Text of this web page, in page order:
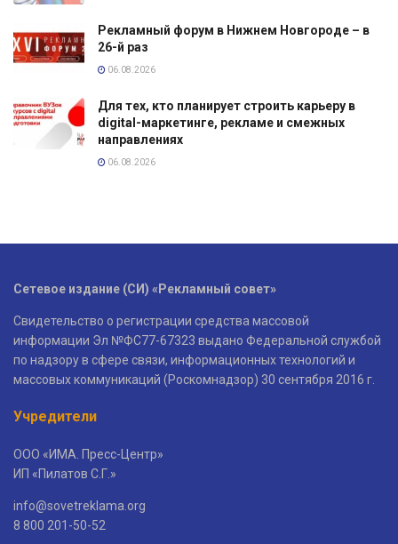
Рекламный форум в Нижнем Новгороде – в
26-й раз
06.08.2026
Для тех, кто планирует строить карьеру в
digital-маркетинге, рекламе и смежных
направлениях
06.08.2026
Сетевое издание (СИ) «Рекламный совет»
Свидетельство о регистрации средства массовой
информации Эл №ФС77-67323 выдано Федеральной службой
по надзору в сфере связи, информационных технологий и
массовых коммуникаций (Роскомнадзор) 30 сентября 2016 г.
Учредители
ООО «ИМА. Пресс-Центр»
ИП «Пилатов С.Г.»
info@sovetreklama.org
8 800 201-50-52